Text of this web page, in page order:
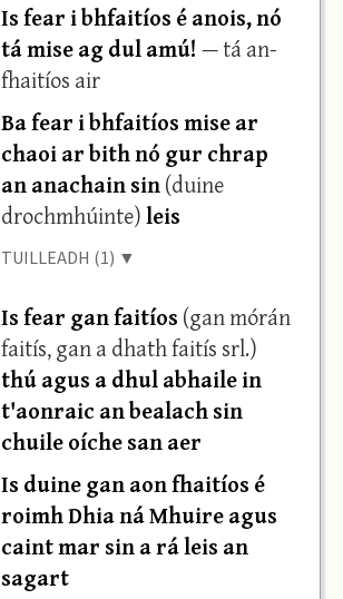
Is fear i bhfaitíos é anois, nó
tá mise ag dul amú! — tá an-
fhaitíos air
Ba fear i bhfaitíos mise ar
chaoi ar bith nó gur chrap
an anachain sin(duine
drochmhúinte)leis
TUILLEADH (1) ▼
Is fear gan faitíos (gan mórán
faitís, gan a dhath faitís srl.)
thú agus a dhul abhaile in
t'aonraic an bealach sin
chuile oíche san aer
Is duine gan aon fhaitíos é
roimh Dhia ná Mhuire agus
caint mar sin a rá leis an
sagart